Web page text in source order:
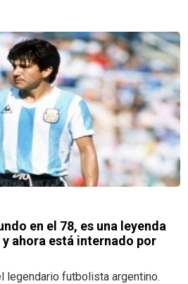
en el 78, es una leyenda
ahora está internado por
legendario futbolista argentino.